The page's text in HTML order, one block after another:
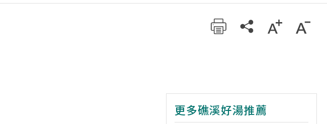
更多礁溪好湯推薦